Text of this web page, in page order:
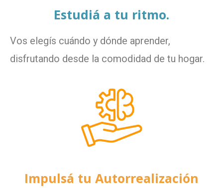
Estudiá a tu ritmo.
Vos elegís cuándo y dónde aprender,
disfrutando desde la comodidad de tu hogar.
Impulsá tu Autorrealización